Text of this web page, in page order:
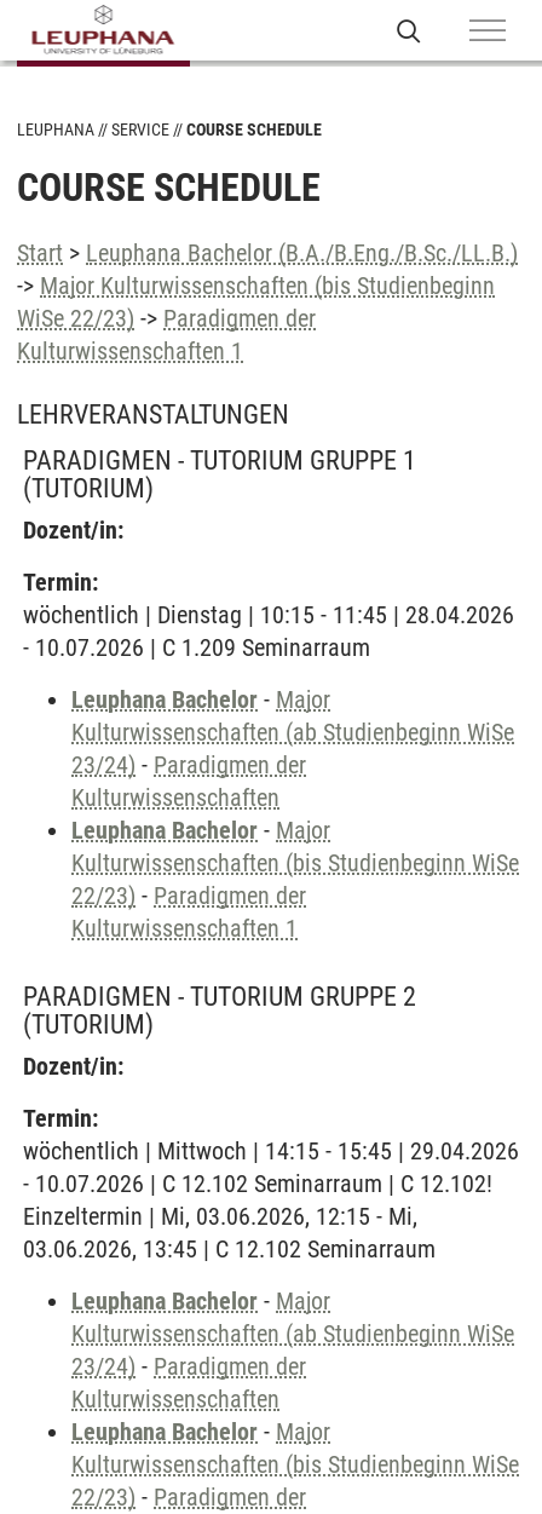
LEUPHANA SERVICE COURSE SCHEDULE
COURSE SCHEDULE
Start > Leuphana Bachelor (B.A./B.Eng./B.Sc./LL.B.)
-> Major Kulturwissenschaften (bis Studienbeginn
WiSe 22/23) -> Paradigmen der
Kulturwissenschaften 1
LEHRVERANSTALTUNGEN
PARADIGMEN - TUTORIUM GRUPPE 1
(TUTORIUM)
Dozent/in:
Termin:
wöchentlich | Dienstag | 10:15 - 11:45 | 28.04.2026
- 10.07.2026 | C 1.209 Seminarraum
Leuphana Bachelor - Major
Kulturwissenschaften (ab Studienbeginn WiSe
23/24) - Paradigmen der
Kulturwissenschaften
Leuphana Bachelor - Major
Kulturwissenschaften (bis Studienbeginn WiSe
22/23) - Paradigmen der
Kulturwissenschaften 1
PARADIGMEN - TUTORIUM GRUPPE 2
(TUTORIUM)
Dozent/in:
Termin:
wöchentlich | Mittwoch | 14:15 - 15:45 | 29.04.2026
- 10.07.2026 | C 12.102 Seminarraum | C 12.102!
Einzeltermin | Mi, 03.06.2026, 12:15 - Mi,
03.06.2026, 13:45 | C 12.102 Seminarraum
Leuphana Bachelor - Major
Kulturwissenschaften (ab Studienbeginn WiSe
23/24) - Paradigmen der
Kulturwissenschaften
Leuphana Bachelor - Major
Kulturwissenschaften (bis Studienbeginn WiSe
22/23) - Paradigmen der